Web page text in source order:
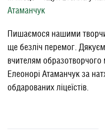
Атаманчук
Пишаємося нашими
ще безліч перемог.
вчителям образотворчого
Елеонорі Атаманчук за
обдарованих ліцеїстів.